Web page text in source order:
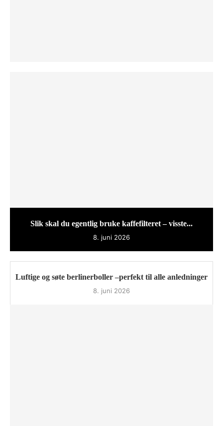
Slik skal du egentlig bruke kaffefilteret – visste...
8. juni 2026
Luftige og søte berlinerboller –perfekt til alle anledninger
8. juni 2026